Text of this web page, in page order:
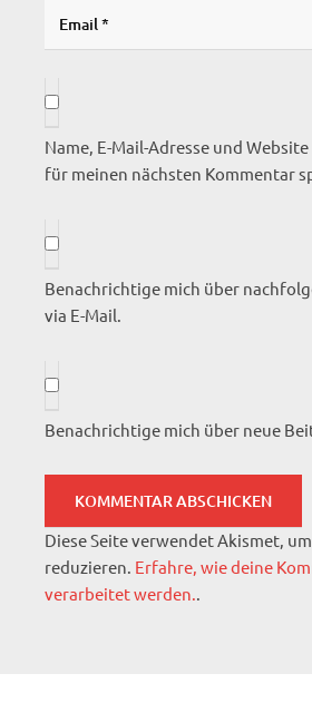
Name, E-Mail-Adresse und
für meinen nächsten Kommentar
Benachrichtige mich über
via E-Mail.
Benachrichtige mich über neue
Diese Seite verwendet Akismet,
reduzieren. Erfahre, wie deine
verarbeitet werden..